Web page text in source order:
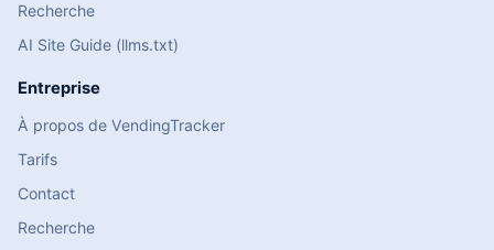
Recherche
AI Site Guide (llms.txt)
Entreprise
À propos de VendingTracker
Tarifs
Contact
Recherche